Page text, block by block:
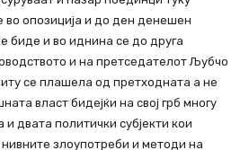
во опозиција и до ден денешен
биде и во иднина се до друга
и на претседателот Љубчо
се плашела од претходната а не
власт бидејќи на свој грб многу
и двата политички субјекти кои
злоупотреби и методи на